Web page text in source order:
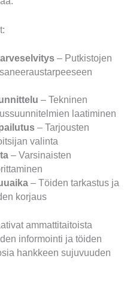
– Putkistojen
– Tekninen
laatiminen
– Tarjousten
valinta
– Varsinaisten
– Töiden tarkastus ja
korjaus
ammattitaitoista
informointi ja töiden
hankkeen sujuvuuden